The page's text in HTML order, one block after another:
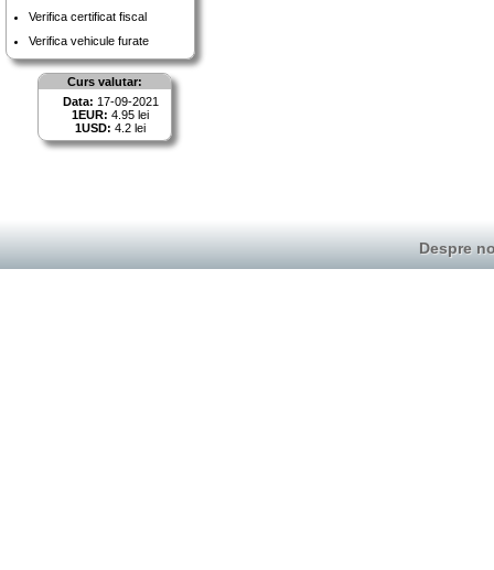
Verifica certificat fiscal
Verifica vehicule furate
Curs valutar:
Data: 17-09-2021
1EUR: 4.95 lei
1USD: 4.2 lei
Despre